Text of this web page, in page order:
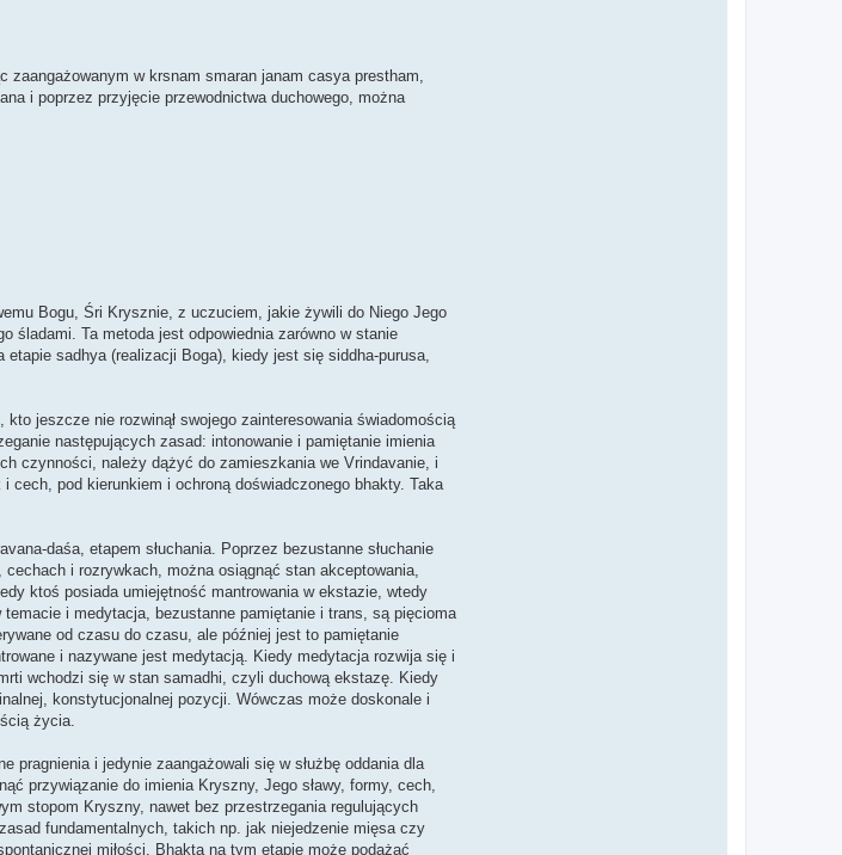
w krsnam smaran janam casya prestham,
i poprzez przyjęcie przewodnictwa duchowego, można
Bogu, Śri Krysznie, z uczuciem, jakie żywili do Niego Jego
śladami. Ta metoda jest odpowiednia zarówno w stanie
sadhya (realizacji Boga), kiedy jest się siddha-purusa,
jeszcze nie rozwinął swojego zainteresowania świadomością
następujących zasad: intonowanie i pamiętanie imienia
czynności, należy dążyć do zamieszkania we Vrindavanie, i
cech, pod kierunkiem i ochroną doświadczonego bhakty. Taka
daśa, etapem słuchania. Poprzez bezustanne słuchanie
i rozrywkach, można osiągnąć stan akceptowania,
ktoś posiada umiejętność mantrowania w ekstazie, wtedy
i medytacja, bezustanne pamiętanie i trans, są pięcioma
od czasu do czasu, ale później jest to pamiętanie
i nazywane jest medytacją. Kiedy medytacja rozwija się i
wchodzi się w stan samadhi, czyli duchową ekstazę. Kiedy
konstytucjonalnej pozycji. Wówczas może doskonale i
życia.
pragnienia i jedynie zaangażowali się w służbę oddania dla
przywiązanie do imienia Kryszny, Jego sławy, formy, cech,
stopom Kryszny, nawet bez przestrzegania regulujących
fundamentalnych, takich np. jak niejedzenie mięsa czy
miłości. Bhakta na tym etapie może podążać